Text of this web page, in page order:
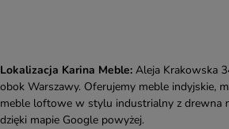
Lokalizacja Karina Meble: Aleja Krakowska
obok Warszawy. Oferujemy meble indyjskie,
meble loftowe w stylu industrialny z drewna
dzięki mapie Google powyżej.